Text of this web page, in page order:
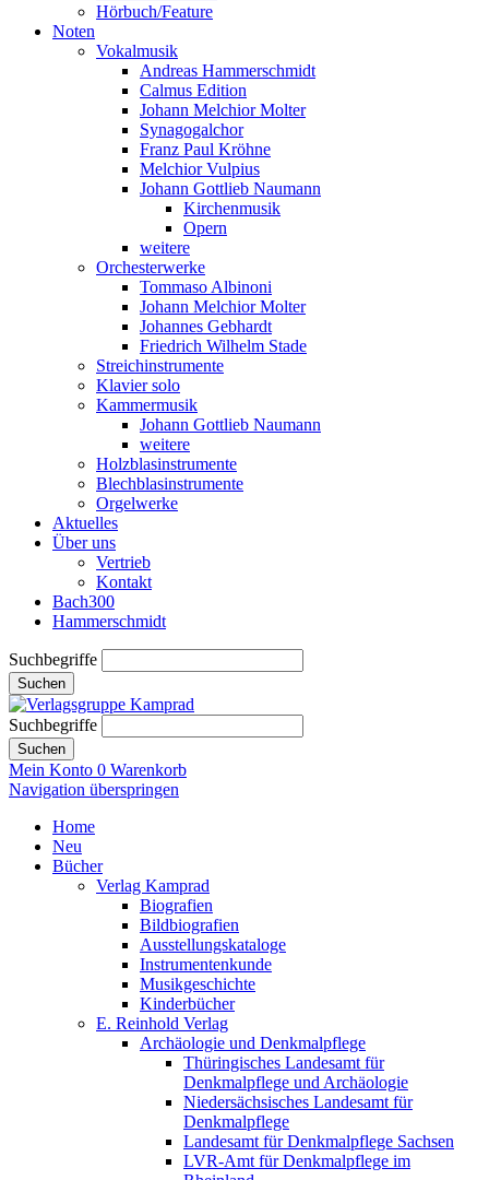
Hörbuch/Feature
Noten
Vokalmusik
Andreas Hammerschmidt
Calmus Edition
Johann Melchior Molter
Synagogalchor
Franz Paul Kröhne
Melchior Vulpius
Johann Gottlieb Naumann
Kirchenmusik
Opern
weitere
Orchesterwerke
Tommaso Albinoni
Johann Melchior Molter
Johannes Gebhardt
Friedrich Wilhelm Stade
Streichinstrumente
Klavier solo
Kammermusik
Johann Gottlieb Naumann
weitere
Holzblasinstrumente
Blechblasinstrumente
Orgelwerke
Aktuelles
Über uns
Vertrieb
Kontakt
Bach300
Hammerschmidt
Suchbegriffe
Suchen
Suchbegriffe
Suchen
Mein Konto 0 Warenkorb
Navigation überspringen
Home
Neu
Bücher
Verlag Kamprad
Biografien
Bildbiografien
Ausstellungskataloge
Instrumentenkunde
Musikgeschichte
Kinderbücher
E. Reinhold Verlag
Archäologie und Denkmalpflege
Thüringisches Landesamt für
Denkmalpflege und Archäologie
Niedersächsisches Landesamt für
Denkmalpflege
Landesamt für Denkmalpflege Sachsen
LVR-Amt für Denkmalpflege im